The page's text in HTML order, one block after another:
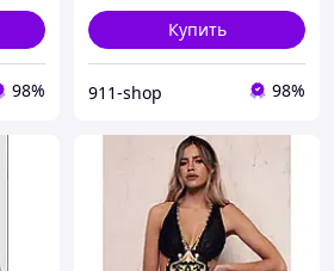
98%
Купить
911-shop 98%